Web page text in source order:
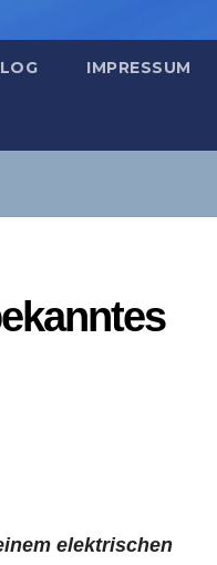
IMPRESSUM
elektrischen